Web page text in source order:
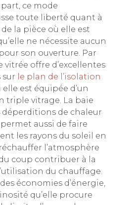
ce mode
toute liberté quant à
de la pièce où elle est
ne nécessite aucun
son ouverture. Par
vitrée offre d’excellentes
sur le plan de l’isolation
est équipée d’un
triple vitrage. La baie
déperditions de chaleur
aussi de faire
les rayons du soleil en
l’atmosphère
coup contribuer à la
du chauffage.
économies d’énergie,
qu’elle procure